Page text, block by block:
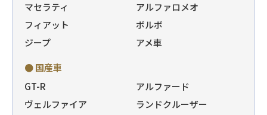
マセラティ
アルファロメオ
フィアット
ボルボ
ジープ
アメ車
● 国産車
GT-R
アルファード
ヴェルファイア
ランドクルーザー